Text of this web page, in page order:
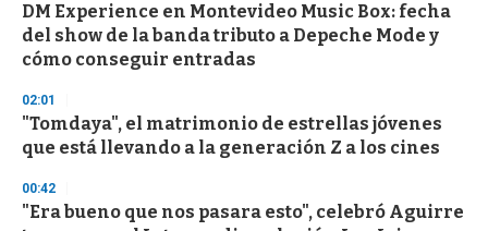
DM Experience en Montevideo Music Box: fecha
del show de la banda tributo a Depeche Mode y
cómo conseguir entradas
02:01
"Tomdaya", el matrimonio de estrellas jóvenes
que está llevando a la generación Z a los cines
00:42
"Era bueno que nos pasara esto", celebró Aguirre